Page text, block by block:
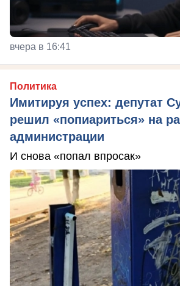
вчера в 16:41
Политика
Имитируя успех: депутат
решил «попиариться» на
администрации
И снова «попал впросак»